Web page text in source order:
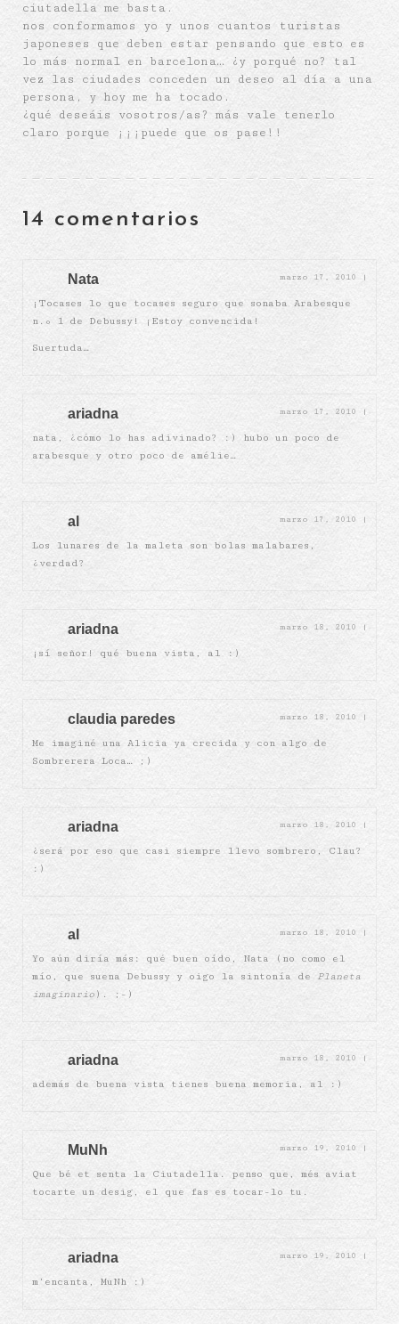
ciutadella me basta.
nos conformamos yo y unos cuantos turistas
japoneses que deben estar pensando que esto es
lo más normal en barcelona… ¿y porqué no? tal
vez las ciudades conceden un deseo al día a una
persona, y hoy me ha tocado.
¿qué deseáis vosotros/as? más vale tenerlo
claro porque ¡¡¡puede que os pase!!
14 comentarios
Nata marzo 17, 2010 |
¡Tocases lo que tocases seguro que sonaba Arabesque
n.º 1 de Debussy! ¡Estoy convencida!
Suertuda…
ariadna marzo 17, 2010 |
nata, ¿cómo lo has adivinado? :) hubo un poco de
arabesque y otro poco de amélie…
al marzo 17, 2010 |
Los lunares de la maleta son bolas malabares,
¿verdad?
ariadna marzo 18, 2010 |
¡sí señor! qué buena vista, al :)
claudia paredes marzo 18, 2010 |
Me imaginé una Alicia ya crecida y con algo de
Sombrerera Loca… ;)
ariadna marzo 18, 2010 |
¿será por eso que casi siempre llevo sombrero, Clau?
:)
al marzo 18, 2010 |
Yo aún diría más: qué buen oído, Nata (no como el
mío, que suena Debussy y oigo la sintonía dePlaneta
imaginario ). ;-)
ariadna marzo 18, 2010 |
además de buena vista tienes buena memoria, al :)
MuNh marzo 19, 2010 |
Que bé et senta la Ciutadella. penso que, més aviat
tocarte un desig, el que fas es tocar-lo tu.
ariadna marzo 19, 2010 |
m’encanta, MuNh :)